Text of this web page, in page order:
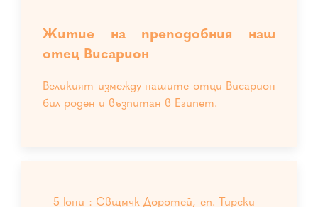
Житие на преподобния наш
отец Висарион
Великият измежду нашите отци Висарион
бил роден и възпитан в Египет.
5 юни : Свщмчк Доротей, еп. Тирски